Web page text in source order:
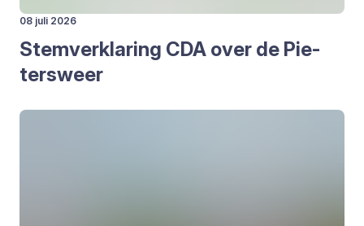
08 juli 2026
Stem­ver­kla­ring CDA over de Pie­
ters­weer